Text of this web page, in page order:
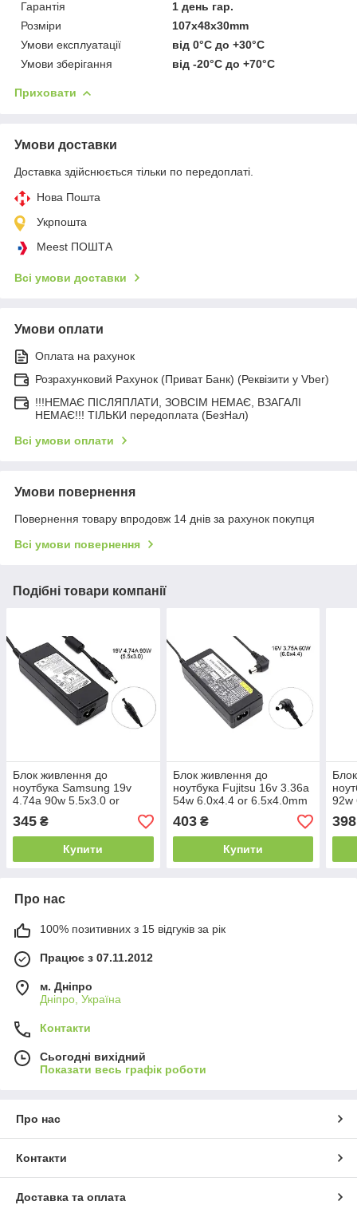
Гарантія
1 день гар.
Розміри
107x48x30mm
Умови експлуатації
від 0°C до +30°C
Умови зберігання
від -20°C до +70°C
Приховати
Умови доставки
Доставка здійснюється тільки по передоплаті.
Нова Пошта
Укрпошта
Meest ПОШТА
Всі умови доставки
Умови оплати
Оплата на рахунок
Розрахунковий Рахунок (Приват Банк) (Реквізити у Vber)
!!!НЕМАЄ ПІСЛЯПЛАТИ, ЗОВСІМ НЕМАЄ, ВЗАГАЛІ
НЕМАЄ!!! ТІЛЬКИ передоплата (БезНал)
Всі умови оплати
Умови повернення
Повернення товару впродовж 14 днів за рахунок покупця
Всі умови повернення
Подібні товари компанії
Блок живлення до
ноутбука Samsung 19v
4.74a 90w 5.5x3.0 or
5.0x3.0mm (+pin) (Як
оригінал) 1 день гар.
345 ₴
Купити
Блок живлення до
ноутбука Fujitsu 16v 3.36a
54w 6.0x4.4 or 6.5x4.0mm
(+pin) (Оригінал) 1 день
гар.
403₴
Купити
92w
гар.
398
Про нас
100% позитивних з 15 відгуків за рік
Працює з 07.11.2012
м. Дніпро
Дніпро, Україна
Контакти
Сьогодні вихідний
Показати весь графік роботи
Про нас
Контакти
Доставка та оплата